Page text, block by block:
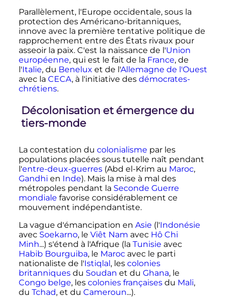
Parallèlement, l'Europe occidentale, sous la
protection des Américano-britanniques,
innove avec la première tentative politique de
rapprochement entre des États rivaux pour
asseoir la paix. C'est la naissance de l'Union
européenne, qui est le fait de la France, de
l'Italie, du Benelux et de l'Allemagne de l'Ouest
avec la CECA, à l'initiative des démocrates-
chrétiens.
Décolonisation et émergence du
tiers-monde
La contestation du colonialisme par les
populations placées sous tutelle naît pendant
l'entre-deux-guerres(Abd el-Krim au Maroc,
Gandhi en Inde). Mais la mise à mal des
métropoles pendant la Seconde Guerre
mondiale favorise considérablement ce
mouvement indépendantiste.
La vague d'émancipation en Asie (l'Indonésie
avec Soekarno, le Viêt Nam avec Hô Chi
Minh...) s'étend à l'Afrique (la Tunisie avec
Habib Bourguiba, le Marocavec le parti
nationaliste de l'Istiqlal, les colonies
britanniquesdu Soudan et du Ghana, le
Congo belge, les colonies françaisesdu Mali,
du Tchad, et du Cameroun...).